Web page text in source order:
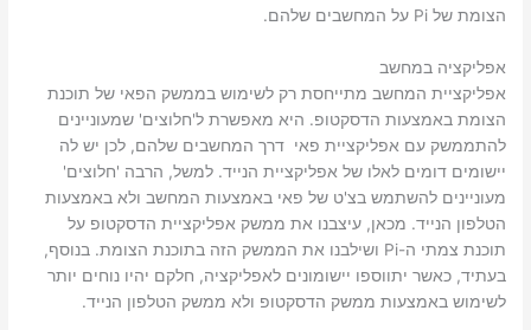
הצומת של Pi על המחשבים שלהם.
אפליקציה במחשב
אפליקציית המחשב מתייחסת רק לשימוש בממשק הפאי של תוכנת
הצומת באמצעות הדסקטופ. היא מאפשרת ל'חלוצים' שמעוניינים
להתממשק עם אפליקציית פאי דרך המחשבים שלהם, לכן יש לה
יישומים דומים לאלו של אפליקציית הנייד. למשל, הרבה 'חלוצים'
מעוניינים להשתמש בצ'ט של פאי באמצעות המחשב ולא באמצעות
הטלפון הנייד. מכאן, עיצבנו את ממשק אפליקציית הדסקטופ על
תוכנת צמתי ה-Pi ושילבנו את הממשק הזה בתוכנת הצומת. בנוסף,
בעתיד, כאשר יתווספו יישומונים לאפליקציה, חלקם יהיו נוחים יותר
לשימוש באמצעות ממשק הדסקטופ ולא ממשק הטלפון הנייד.